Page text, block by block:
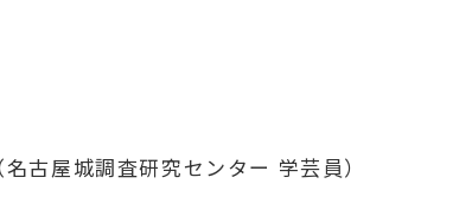
古屋城調査研究センター 学芸員）